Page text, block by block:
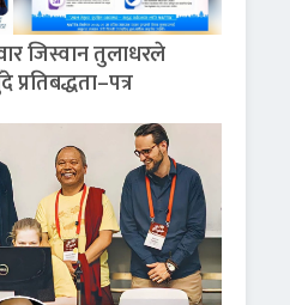
जिस्वान तुलाधरले